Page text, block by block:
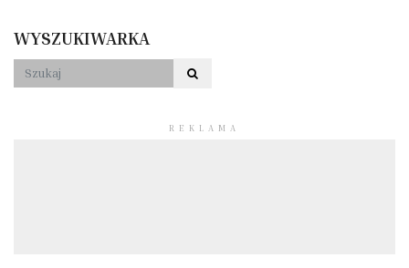
WYSZUKIWARKA
REKLAMA